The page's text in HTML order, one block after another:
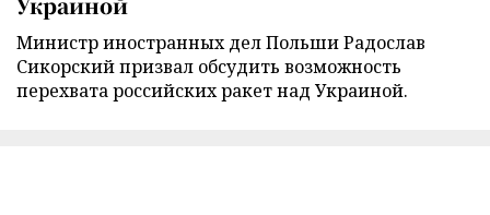
Министр иностранных дел Польши Радослав
Сикорский призвал обсудить возможность
перехвата российских ракет над Украиной.